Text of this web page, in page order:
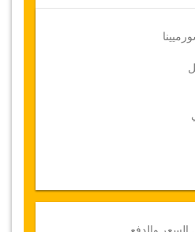
.
الإلغاءات التي تتم من 3 أيام إلى يوم واحد يترتب عليها
أقل من يوم غير قابلة
بنود الاتفاقية بسبب
بين الحين والحين
مواعيد بديلة أو استرداد